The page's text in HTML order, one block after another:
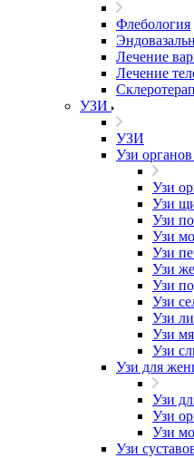
Флебология
Лечение
Лечение
УЗИ
УЗИ
Узи органов
Узи
Узи
Узи
Узи
Узи
Узи
Узи
Узи
Узи
Узи
Узи
Узи для
Узи
Узи
Узи
Узи